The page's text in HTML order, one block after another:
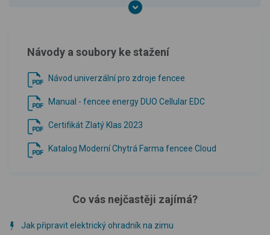
Návody a soubory ke stažení
Návod univerzální pro zdroje fencee
Manual - fencee energy DUO Cellular EDC
Certifikát Zlatý Klas 2023
Katalog Moderní Chytrá Farma fencee Cloud
Co vás nejčastěji zajímá?
Jak připravit elektrický ohradník na zimu